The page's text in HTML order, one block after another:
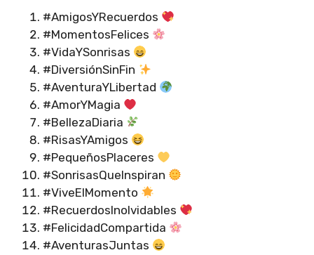
#AmigosYRecuerdos
#MomentosFelices
#VidaYSonrisas
#DiversiónSinFin
#AventuraYLibertad
#AmorYMagia
#BellezaDiaria
#RisasYAmigos
#PequeñosPlaceres
#SonrisasQueInspiran
#ViveElMomento
#RecuerdosInolvidables
#FelicidadCompartida
#AventurasJuntas